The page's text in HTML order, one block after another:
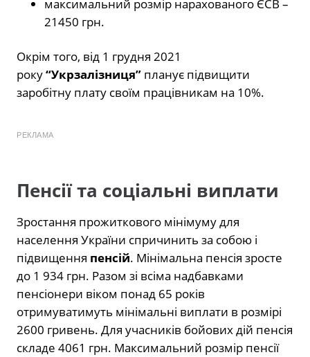
максимальний розмір нарахованого ЄСВ –
21450 грн.
Окрім того, від 1 грудня 2021
року“Укрзалізниця” планує підвищити
заробітну плату своїм працівникам на 10%.
РЕКЛАМА
Пенсії та соціальні виплати
Зростання прожиткового мінімуму для
населення України спричинить за собою і
підвищення пенсій. Мінімальна пенсія зросте
до 1 934 грн. Разом зі всіма надбавками
пенсіонери віком понад 65 років
отримуватимуть мінімальні виплати в розмірі
2600 гривень. Для учасників бойових дій пенсія
складе 4061 грн. Максимальний розмір пенсії